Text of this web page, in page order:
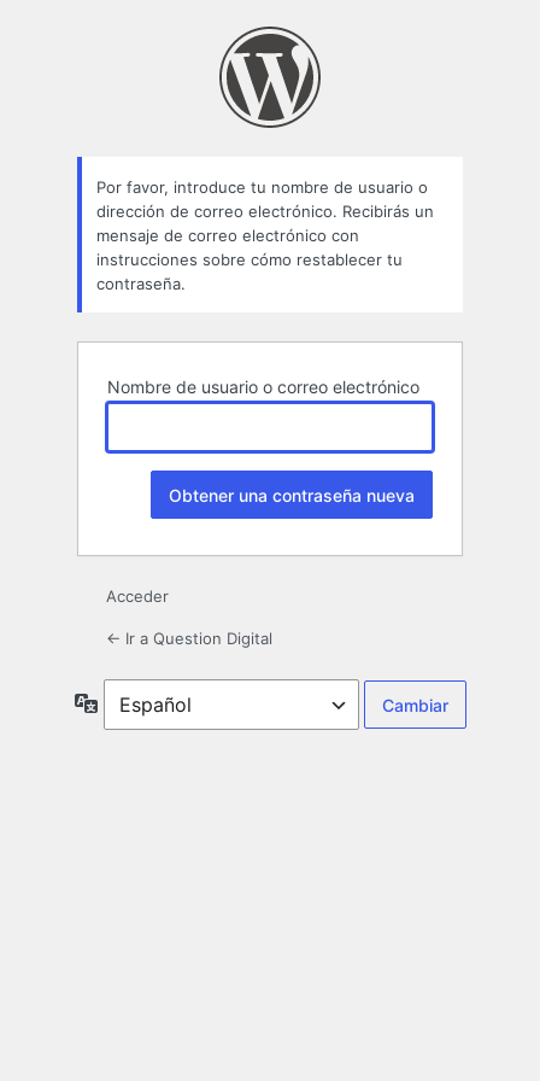
Por favor, introduce tu nombre de usuario o
dirección de correo electrónico. Recibirás un
mensaje de correo electrónico con
instrucciones sobre cómo restablecer tu
contraseña.
Nombre de usuario o correo electrónico
Acceder
← Ir a Question Digital
Idioma